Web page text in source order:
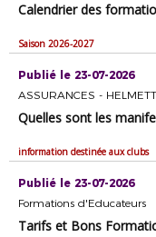
Calendrier des
Saison 2026-2027
Publié le 23-07-2026
Quelles sont les
information destinée aux clubs
Publié le 23-07-2026
Formations d'Educateurs
Tarifs et Bons